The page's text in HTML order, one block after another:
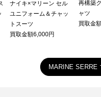
ナイキ×マリーン セル
ユニフォーム＆チャッ
トスーツ
買取金額6,000円
再構築
ャツ
買取金
MARINE SERRE